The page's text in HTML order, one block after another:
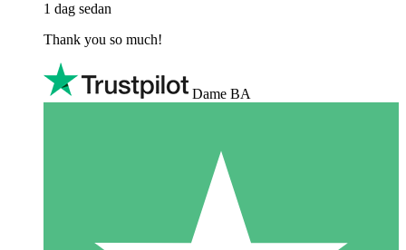
1 dag sedan
Thank you so much!
Dame BA